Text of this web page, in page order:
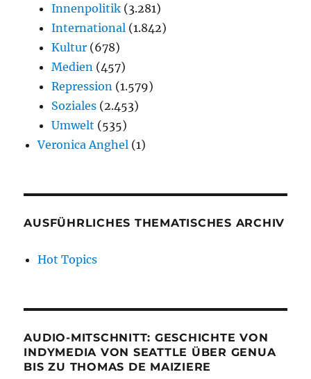
Innenpolitik (3.281)
International (1.842)
Kultur (678)
Medien (457)
Repression (1.579)
Soziales (2.453)
Umwelt (535)
Veronica Anghel (1)
AUSFÜHRLICHES THEMATISCHES ARCHIV
Hot Topics
AUDIO-MITSCHNITT: GESCHICHTE VON
INDYMEDIA VON SEATTLE ÜBER GENUA
BIS ZU THOMAS DE MAIZIERE